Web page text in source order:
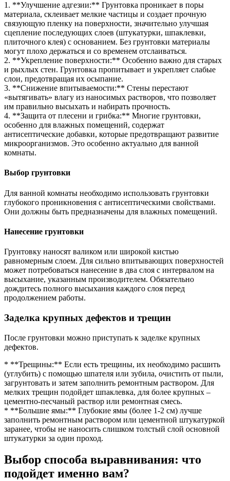
1. **Улучшение адгезии:** Грунтовка проникает в поры
материала, склеивает мелкие частицы и создает прочную
связующую пленку на поверхности, значительно улучшая
сцепление последующих слоев (штукатурки, шпаклевки,
плиточного клея) с основанием. Без грунтовки материалы
могут плохо держаться и со временем отслаиваться.
2. **Укрепление поверхности:** Особенно важно для старых
и рыхлых стен. Грунтовка пропитывает и укрепляет слабые
слои, предотвращая их осыпание.
3. **Снижение впитываемости:** Стены перестают
«вытягивать» влагу из наносимых растворов, что позволяет
им правильно высыхать и набирать прочность.
4. **Защита от плесени и грибка:** Многие грунтовки,
особенно для влажных помещений, содержат
антисептические добавки, которые предотвращают развитие
микроорганизмов. Это особенно актуально для ванной
комнаты.
Выбор грунтовки
Для ванной комнаты необходимо использовать грунтовки
глубокого проникновения с антисептическими свойствами.
Они должны быть предназначены для влажных помещений.
Нанесение грунтовки
Грунтовку наносят валиком или широкой кистью
равномерным слоем. Для сильно впитывающих поверхностей
может потребоваться нанесение в два слоя с интервалом на
высыхание, указанным производителем. Обязательно
дождитесь полного высыхания каждого слоя перед
продолжением работы.
Заделка крупных дефектов и трещин
После грунтовки можно приступать к заделке крупных
дефектов.
* **Трещины:** Если есть трещины, их необходимо расшить
(углубить) с помощью шпателя или зубила, очистить от пыли,
загрунтовать и затем заполнить ремонтным раствором. Для
мелких трещин подойдет шпаклевка, для более крупных –
цементно-песчаный раствор или ремонтная смесь.
* **Большие ямы:** Глубокие ямы (более 1-2 см) лучше
заполнить ремонтным раствором или цементной штукатуркой
заранее, чтобы не наносить слишком толстый слой основной
штукатурки за один проход.
Выбор способа выравнивания: что
подойдет именно вам?